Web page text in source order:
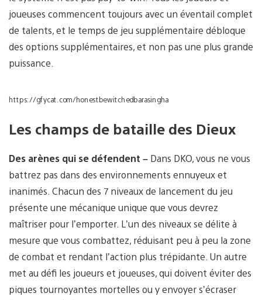
joueuses commencent toujours avec un éventail complet
de talents, et le temps de jeu supplémentaire débloque
des options supplémentaires, et non pas une plus grande
puissance.
https://gfycat.com/honestbewitchedbarasingha
Les champs de bataille des Dieux
Des arènes qui se défendent – Dans DKO, vous ne vous
battrez pas dans des environnements ennuyeux et
inanimés. Chacun des 7 niveaux de lancement du jeu
présente une mécanique unique que vous devrez
maîtriser pour l’emporter. L’un des niveaux se délite à
mesure que vous combattez, réduisant peu à peu la zone
de combat et rendant l’action plus trépidante. Un autre
met au défi les joueurs et joueuses, qui doivent éviter des
piques tournoyantes mortelles ou y envoyer s’écraser